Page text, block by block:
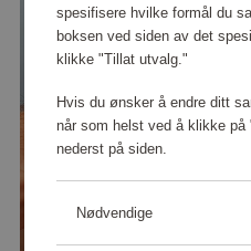
spesifisere hvilke formål du
boksen ved siden av det
klikke "Tillat utvalg."
Hvis du ønsker å endre ditt
når som helst ved å klikke
nederst på siden.
Nødvendige